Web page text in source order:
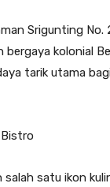
Srigunting
bergaya kolonial
tarik utama
salah satu ikon